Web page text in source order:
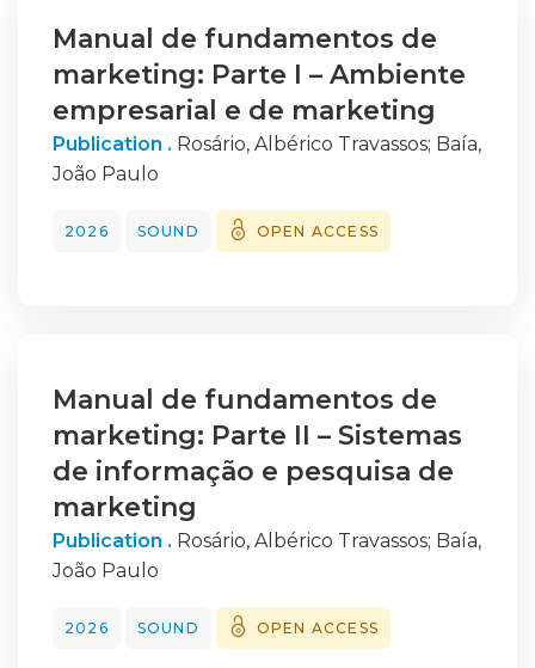
Manual de fundamentos de
marketing: Parte I – Ambiente
empresarial e de marketing
Publication . Rosário, Albérico Travassos; Baía,
João Paulo
2026 SOUND OPEN ACCESS
Manual de fundamentos de
marketing: Parte II – Sistemas
de informação e pesquisa de
marketing
Publication . Rosário, Albérico Travassos; Baía,
João Paulo
2026 SOUND OPEN ACCESS